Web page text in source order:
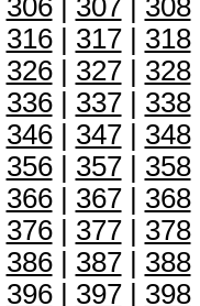
306| 307| 308|
316| 317| 318|
326| 327| 328|
336| 337| 338|
346| 347| 348|
356| 357| 358|
366| 367| 368|
376| 377| 378|
386| 387| 388|
396| 397| 398|